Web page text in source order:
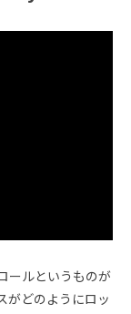
ールというものが
がどのようにロッ